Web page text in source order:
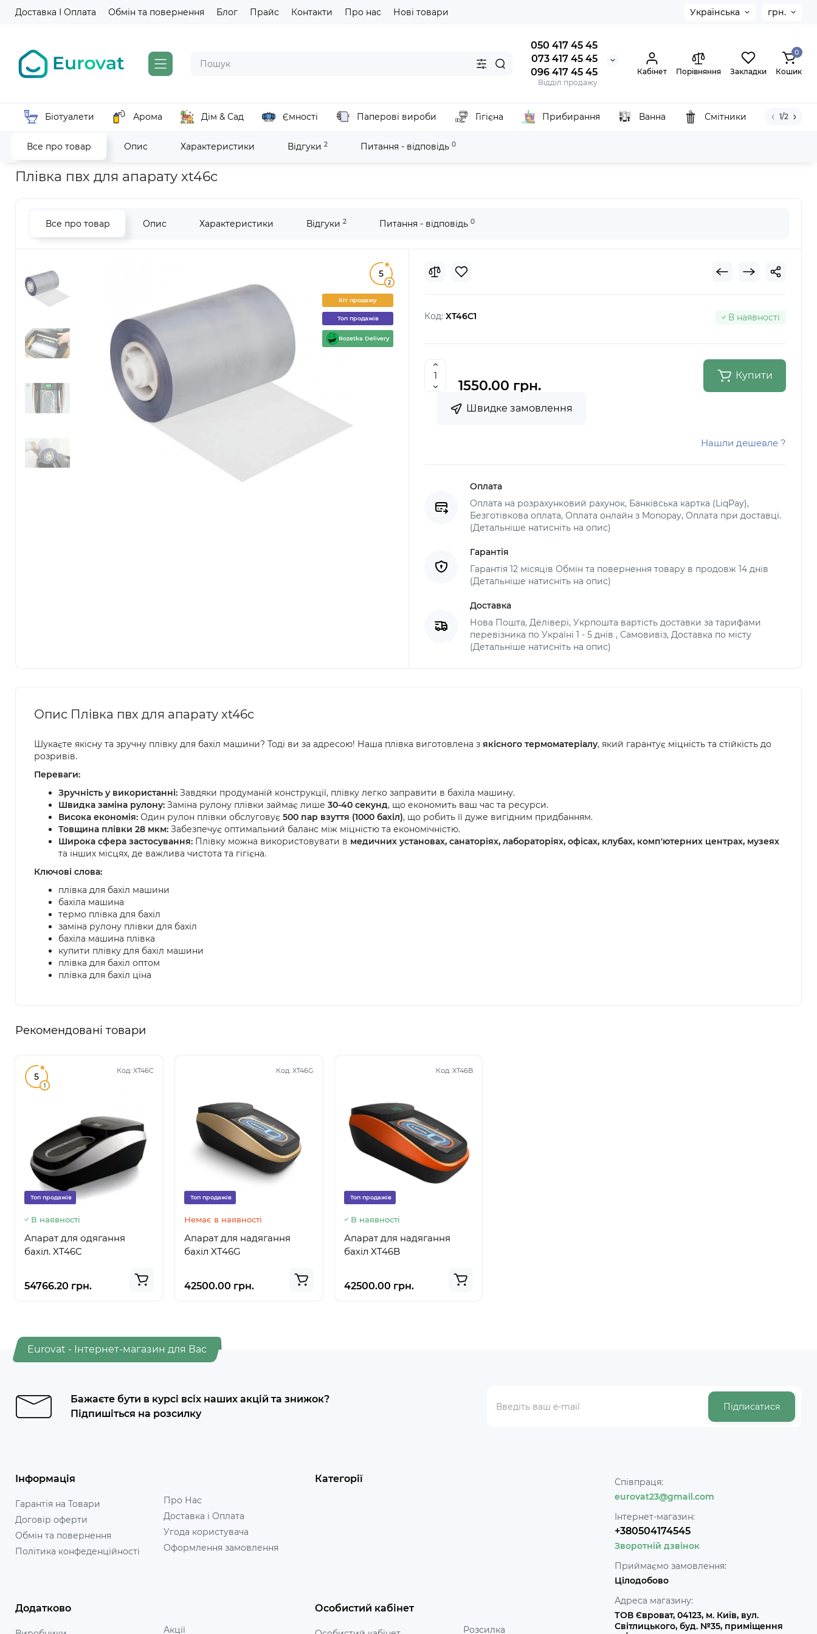
Доставка І Оплата Обмін та повернення Блог Прайс Контакти Про нас Нові товари Українська грн.
050 417 45 45
073 417 45 45
096 417 45 45
Відділ продажу
Кабінет Порівняння Закладки
0
Кошик
Біотуалети Арома Дім & Сад Ємності Паперові вироби Гігієна Прибирання Ванна Смітники 1/2
Все про товар Опис Характеристики Відгуки 2 Питання - відповідь 0
Головна Витратні матеріали, туалетний папір, паперові рушники Бахіли Плівка пвх для апарату xt46c
Плівка пвх для апарату xt46c
Все про товар Опис Характеристики Відгуки 2 Питання - відповідь 0
5
2
Хіт продажу
Топ продажів
Rozetka Delivery
Код: XT46C1 В наявності
1550.00 грн.
Купити
Швидке замовлення
Нашли дешевле ?
Оплата
Оплата на розрахунковий рахунок, Банківська картка (LiqPay),
Безготівкова оплата, Оплата онлайн з Monopay, Оплата при доставці.
(Детальніше натисніть на опис)
Гарантія
Гарантія 12 місяців Обмін та повернення товару в продовж 14 днів
(Детальніше натисніть на опис)
Доставка
Нова Пошта, Делівері, Укрпошта вартість доставки за тарифами
перевізника по Україні 1 - 5 днів , Самовивіз, Доставка по місту
(Детальніше натисніть на опис)
Опис Плівка пвх для апарату xt46c
Шукаєте якісну та зручну плівку для бахіл машини? Тоді ви за адресою! Наша плівка виготовлена з якісного термоматеріалу, який гарантує міцність та стійкість до
розривів.
Переваги:
Зручність у використанні: Завдяки продуманій конструкції, плівку легко заправити в бахіла машину.
Швидка заміна рулону: Заміна рулону плівки займає лише 30-40 секунд, що економить ваш час та ресурси.
Висока економія: Один рулон плівки обслуговує 500 пар взуття (1000 бахіл), що робить її дуже вигідним придбанням.
Товщина плівки 28 мкм: Забезпечує оптимальний баланс між міцністю та економічністю.
Широка сфера застосування: Плівку можна використовувати в медичних установах, санаторіях, лабораторіях, офісах, клубах, комп'ютерних центрах, музеях
та інших місцях, де важлива чистота та гігієна.
Ключові слова:
плівка для бахіл машини
бахіла машина
термо плівка для бахіл
заміна рулону плівки для бахіл
бахіла машина плівка
купити плівку для бахіл машини
плівка для бахіл оптом
плівка для бахіл ціна
Рекомендовані товари
Код: XT46C
5
1
Топ продажів
В наявності
Апарат для одягання
бахіл. XT46C
54766.20 грн.
Код: XT46G
Топ продажів
Немає в наявності
Апарат для надягання
бахіл XT46G
42500.00 грн.
Код:XT46B
Топ продажів
В наявності
Апарат для надягання
бахіл XT46B
42500.00 грн.
Eurovat - Інтернет-магазин для Вас
Бажаєте бути в курсі всіх наших акцій та знижок?
Підпишіться на розсилку
Підписатися
Інформація
Гарантія на Товари
Договір оферти
Обмін та повернення
Політика конфеденційності
Про Нас
Доставка і Оплата
Угода користувача
Оформлення замовлення
Категорії
Додатково
Акції
Особистий кабінет
Розсилка
Співпраця:
eurovat23@gmail.com
Інтернет-магазин:
+380504174545
Зворотній дзвінок
Приймаємо замовлення:
Цілодобово
Адреса магазину:
ТОВ Євроват, 04123, м. Київ, вул.
Світлицького, буд. №35, приміщення